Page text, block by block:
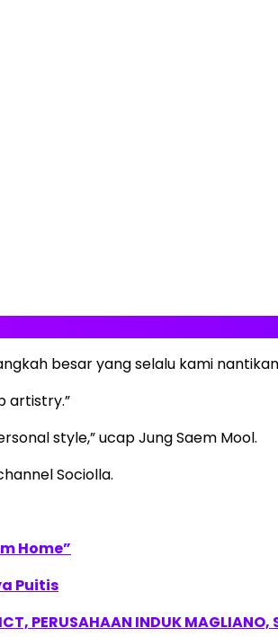
besar yang selalu kami
artistry.”
style,” ucap Jung Saem Mool.
Sociolla.
Home”
Puitis
PERUSAHAAN INDUK